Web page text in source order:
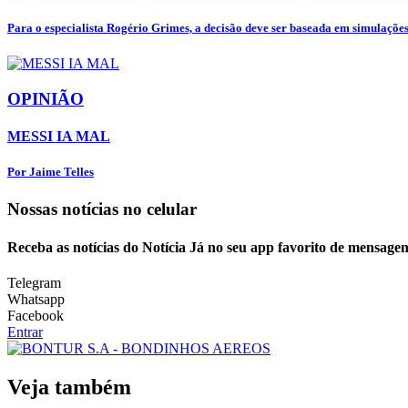
Para o especialista Rogério Grimes, a decisão deve ser baseada em
OPINIÃO
MESSI IA MAL
Por Jaime Telles
Nossas notícias no celular
Receba as notícias do Notícia Já no seu app favorito de
Telegram
Whatsapp
Facebook
Entrar
Veja também